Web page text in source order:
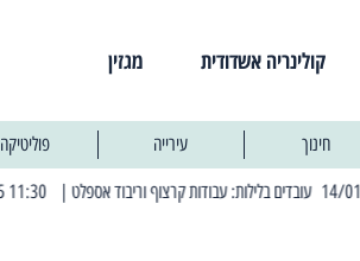
קולינריה אשדודית
מגזין
חינוך עירייה פוליטיקה
| 11:30 03/03/2025 בחמישי הקרוב: הרחובות בהם תהיה הפסקת חשמל יזומה